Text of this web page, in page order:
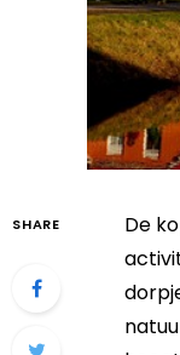
SHARE
De